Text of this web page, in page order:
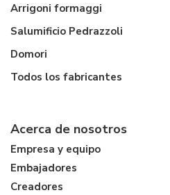
Arrigoni formaggi
Salumificio Pedrazzoli
Domori
Todos los fabricantes
Acerca de nosotros
Empresa y equipo
Embajadores
Creadores